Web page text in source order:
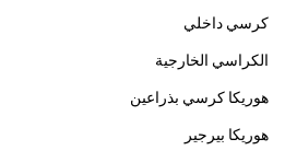
كرسي داخلي
الكراسي الخارجية
هوريكا كرسي بذراعين
هوريكا بيرجير